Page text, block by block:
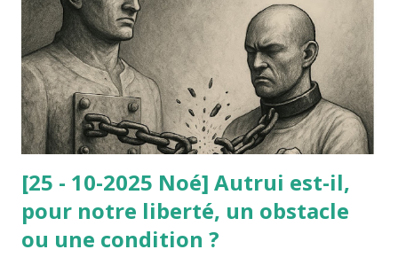
et c’est sa dignité qu’il mettait en avant à l’appui de sa
requête contre l’arrêté municipal : selon lui, ce travail lui
avait redonné sa dignité (avant il vivait du RMI). Or, le
Conseil d’État ne lui a pas donné raison : à la dignité
invoquée par le nain, il a été opposé la d...
[25 - 10-2025 Noé] Autrui est-il,
pour notre liberté, un obstacle
ou une condition ?